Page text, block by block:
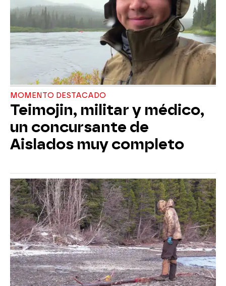
MOMENTO DESTACADO
Teimojin, militar y médico,
un concursante de
Aislados muy completo